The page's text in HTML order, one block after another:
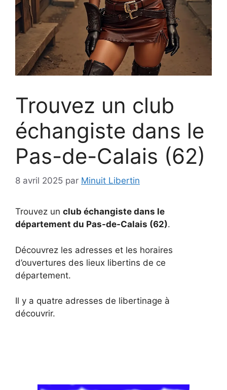
Trouvez un club
échangiste dans le
Pas-de-Calais (62)
8 avril 2025 par Minuit Libertin
Trouvez un club échangiste dans le
département du Pas-de-Calais (62).
Découvrez les adresses et les horaires
d’ouvertures des lieux libertins de ce
département.
Il y a quatre adresses de libertinage à
découvrir.